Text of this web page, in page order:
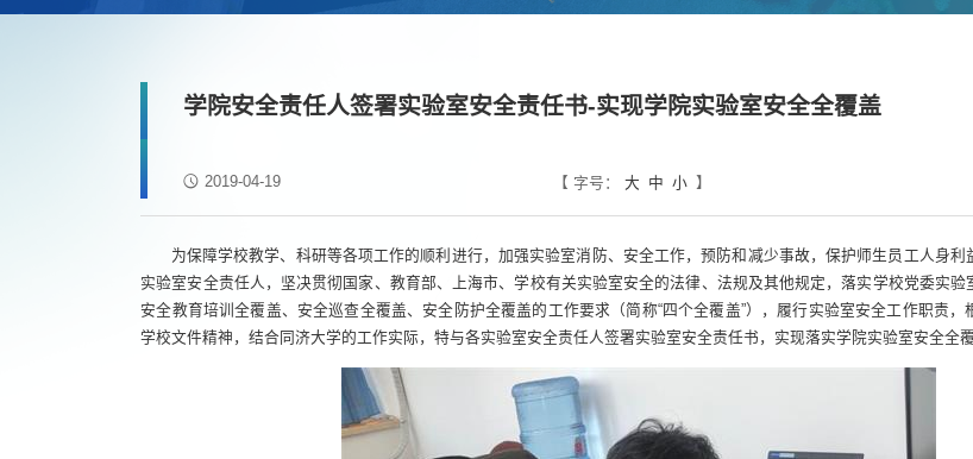
学院安全责任人签署实验室安全责任书-实现学院实验室安全全覆盖
2019-04-19 【 字号： 大 中 小 】
为保障学校教学、科研等各项工作的顺利进行，加强实验室消防、安全工作，预防和减少事故，保护师生员工人身利
实验室安全责任人，坚决贯彻国家、教育部、上海市、学校有关实验室安全的法律、法规及其他规定，落实学校党委实验
安全教育培训全覆盖、安全巡查全覆盖、安全防护全覆盖的工作要求（简称“四个全覆盖”），履行实验室安全工作职责，
学校文件精神，结合同济大学的工作实际，特与各实验室安全责任人签署实验室安全责任书，实现落实学院实验室安全全覆